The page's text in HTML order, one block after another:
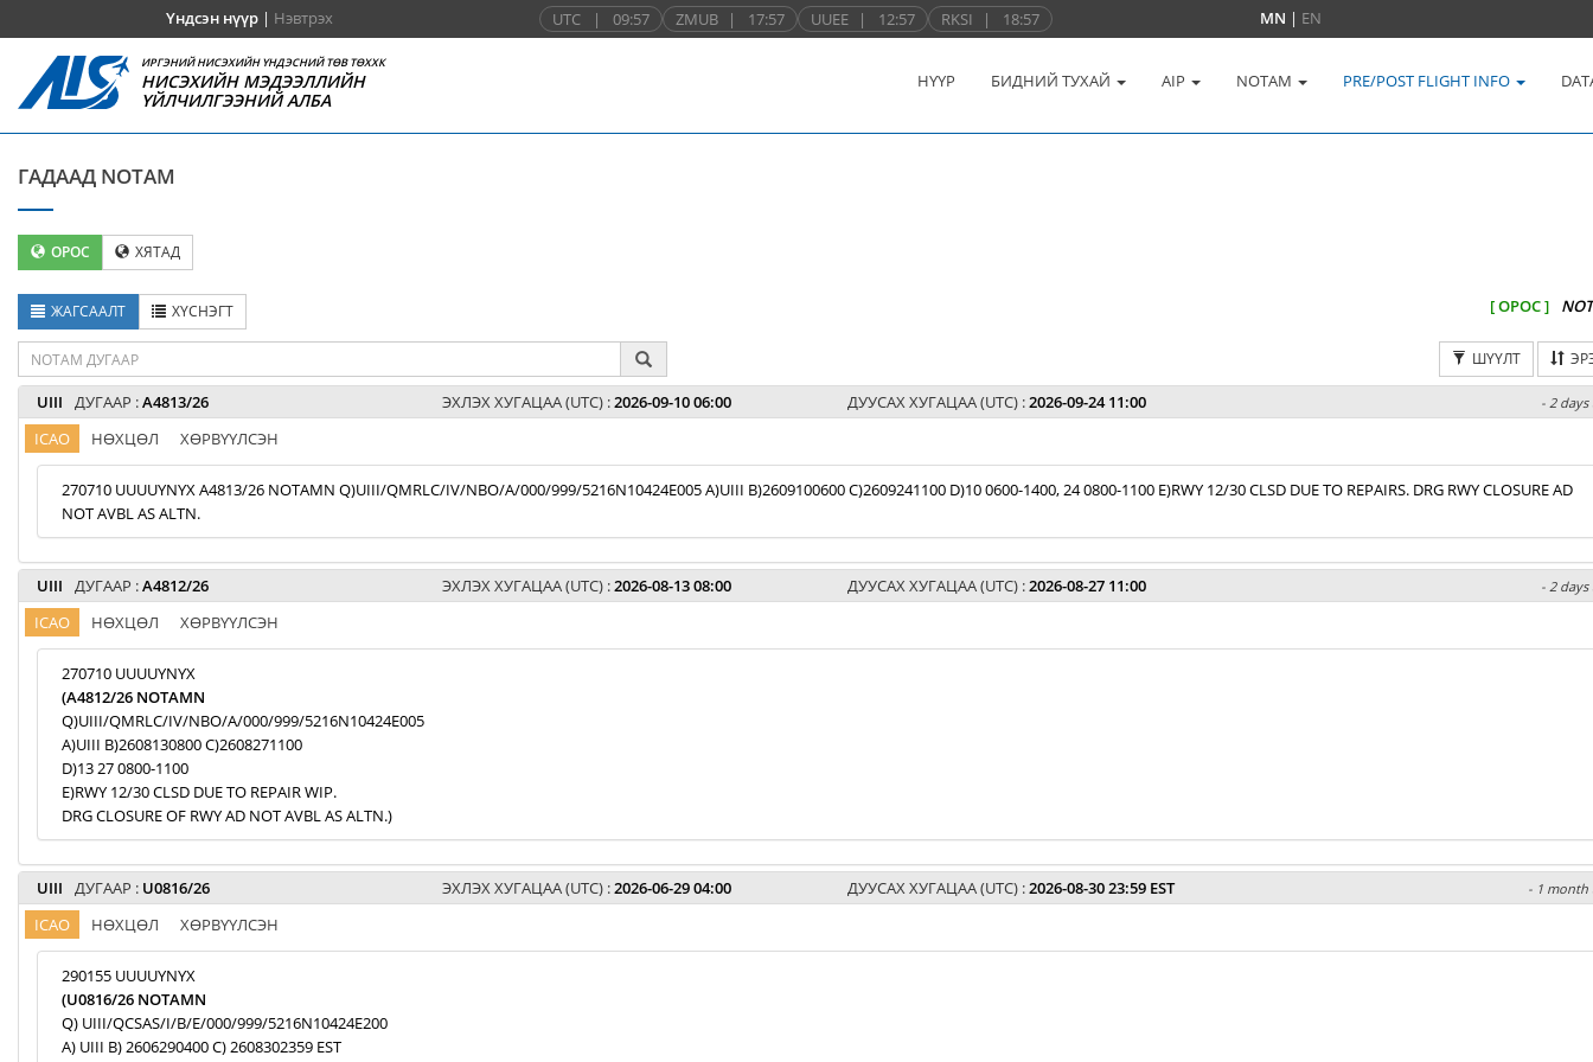
Үндсэн нүүр| Нэвтрэх UTC | 09:57 ZMUB | 17:57 UUEE | 12:57 RKSI | 18:57 MN | EN
ИРГЭНИЙ НИСЭХИЙН ҮНДЭСНИЙ ТӨВ ТӨХХК
НИСЭХИЙН МЭДЭЭЛЛИЙН
ҮЙЛЧИЛГЭЭНИЙ АЛБА
НҮҮР БИДНИЙ ТУХАЙ AIP NOTAM PRE/POST FLIGHT INFO
ГАДААД NOTAM
ОРОС ХЯТАД
ЖАГСААЛТ ХҮСНЭГТ [ ОРОС ]
ШҮҮЛТ
UIII ДУГААР :A4813/26 ЭХЛЭХ ХУГАЦАА (UTC) :2026-09-10 06:00 ДУУСАХ ХУГАЦАА (UTC) :2026-09-24 11:00 - 2 days
ICAO НӨХЦӨЛ ХӨРВҮҮЛСЭН
270710 UUUUYNYX A4813/26 NOTAMN Q)UIII/QMRLC/IV/NBO/A/000/999/5216N10424E005 A)UIII B)2609100600 C)2609241100 D)10 0600-1400, 24 0800-1100 E)RWY 12/30 CLSD DUE TO REPAIRS. DRG RWY CLOSURE AD
NOT AVBL AS ALTN.
UIII ДУГААР :A4812/26 ЭХЛЭХ ХУГАЦАА (UTC) :2026-08-13 08:00 ДУУСАХ ХУГАЦАА (UTC) :2026-08-27 11:00 - 2 days
ICAO НӨХЦӨЛ ХӨРВҮҮЛСЭН
270710 UUUUYNYX
(A4812/26 NOTAMN
Q)UIII/QMRLC/IV/NBO/A/000/999/5216N10424E005
A)UIII B)2608130800 C)2608271100
D)13 27 0800-1100
E)RWY 12/30 CLSD DUE TO REPAIR WIP.
DRG CLOSURE OF RWY AD NOT AVBL AS ALTN.)
UIII ДУГААР : U0816/26 ЭХЛЭХ ХУГАЦАА (UTC) :2026-06-29 04:00 ДУУСАХ ХУГАЦАА (UTC) :2026-08-30 23:59 EST - 1 month
ICAO НӨХЦӨЛ ХӨРВҮҮЛСЭН
290155 UUUUYNYX
(U0816/26 NOTAMN
Q) UIII/QCSAS/I/B/E/000/999/5216N10424E200
A) UIII B) 2606290400 C) 2608302359 EST